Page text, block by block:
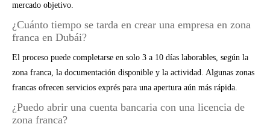
mercado objetivo.
¿Cuánto tiempo se tarda en crear una empresa en zona
franca en Dubái?
El proceso puede completarse en solo 3 a 10 días laborables, según la
zona franca, la documentación disponible y la actividad. Algunas zonas
francas ofrecen servicios exprés para una apertura aún más rápida.
¿Puedo abrir una cuenta bancaria con una licencia de
zona franca?